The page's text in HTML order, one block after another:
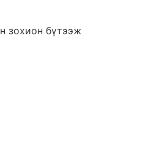
зохион бүтээж